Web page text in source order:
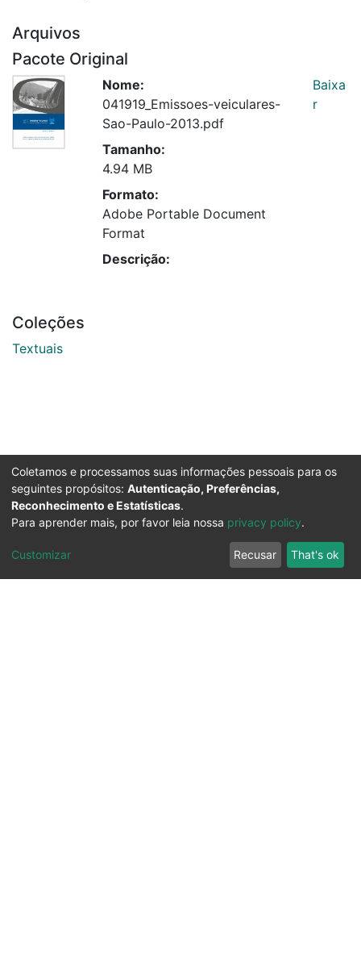
Arquivos
Pacote Original
Nome:
041919_Emissoes-veiculares-
Sao-Paulo-2013.pdf
Tamanho:
4.94 MB
Formato:
Adobe Portable Document
Format
Descrição:
Baixa
r
Coleções
Textuais
Coletamos e processamos suas informações pessoais para os
seguintes propósitos: Autenticação, Preferências,
Reconhecimento e Estatísticas.
Para aprender mais, por favor leia nossa privacy policy.
Customizar Recusar That's ok